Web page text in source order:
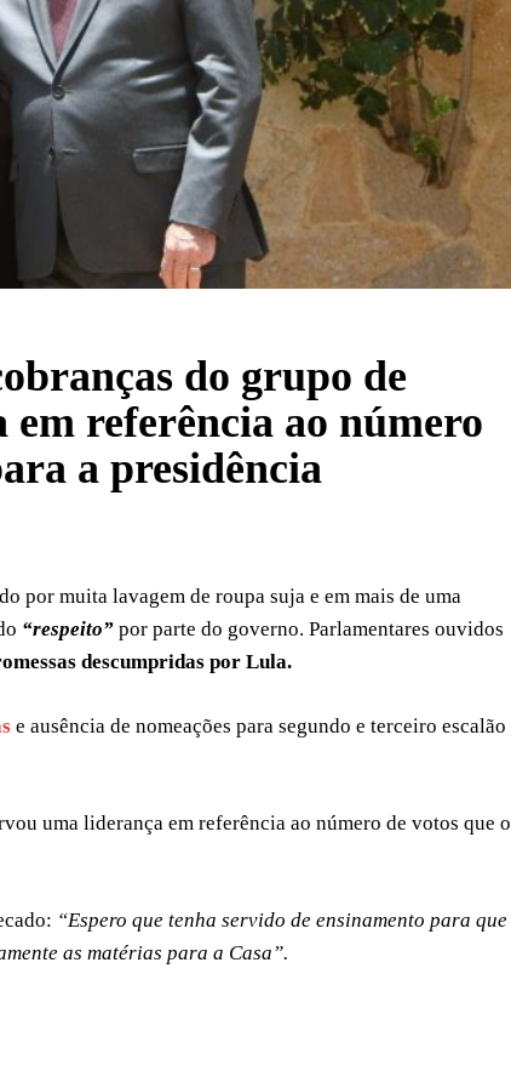
do grupo de
referência ao número
a presidência
por muita lavagem de roupa suja e em mais de uma
“respeito” por parte do governo. Parlamentares ouvidos
descumpridas por Lula.
e ausência de nomeações para segundo e terceiro escalão
uma liderança em referência ao número de votos que o
“Espero que tenha servido de ensinamento para que
as matérias para a Casa”.